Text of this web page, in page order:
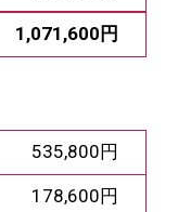
1,071,600円
535,800円
178,600円